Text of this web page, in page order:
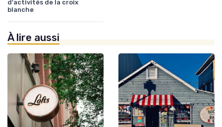
d'activités de la croix
blanche
À lire aussi